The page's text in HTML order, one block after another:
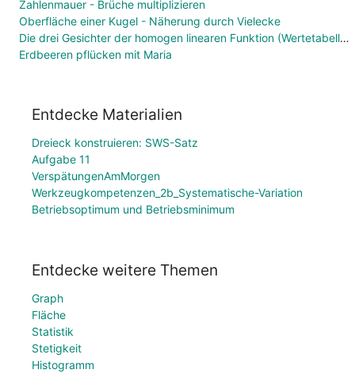
Zahlenmauer - Brüche multiplizieren
Oberfläche einer Kugel - Näherung durch Vielecke
Die drei Gesichter der homogen linearen Funktion (Wertetabelle, Funktionsgleichung, Graph)
Erdbeeren pflücken mit Maria
Entdecke Materialien
Dreieck konstruieren: SWS-Satz
Aufgabe 11
VerspätungenAmMorgen
Werkzeugkompetenzen_2b_Systematische-Variation
Betriebsoptimum und Betriebsminimum
Entdecke weitere Themen
Graph
Fläche
Statistik
Stetigkeit
Histogramm